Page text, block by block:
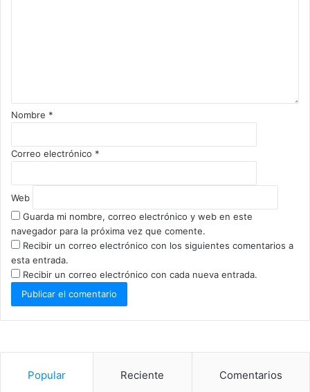
o
*
Nombre *
Correo electrónico *
Web
Guarda mi nombre, correo electrónico y web en este
navegador para la próxima vez que comente.
Recibir un correo electrónico con los siguientes comentarios a
esta entrada.
Recibir un correo electrónico con cada nueva entrada.
Popular Reciente Comentarios